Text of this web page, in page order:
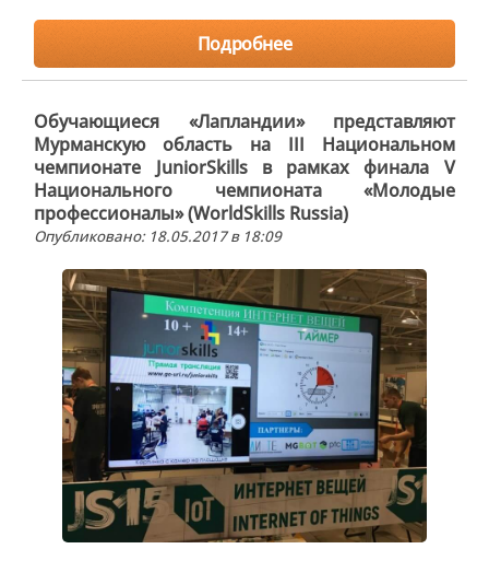
Подробнее
Обучающиеся «Лапландии» представляют
Мурманскую область на III Национальном
чемпионате JuniorSkills в рамках финала V
Национального чемпионата «Молодые
профессионалы» (WorldSkills Russia)
Опубликовано: 18.05.2017 в 18:09